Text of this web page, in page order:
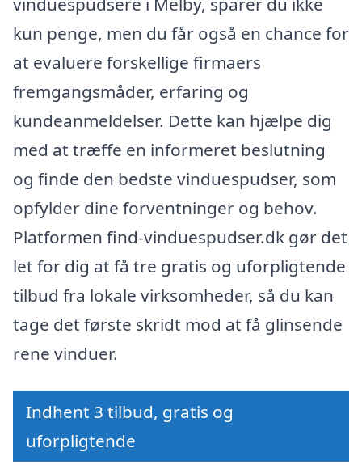
kun penge, men du får også en chance for
at evaluere forskellige firmaers
fremgangsmåder, erfaring og
kundeanmeldelser. Dette kan hjælpe dig
med at træffe en informeret beslutning
og finde den bedste vinduespudser, som
opfylder dine forventninger og behov.
Platformen find-vinduespudser.dk gør det
let for dig at få tre gratis og uforpligtende
tilbud fra lokale virksomheder, så du kan
tage det første skridt mod at få glinsende
rene vinduer.
Indhent 3 tilbud, gratis og
uforpligtende